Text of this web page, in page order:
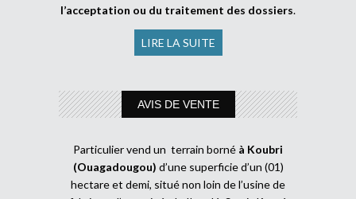
l’acceptation ou du traitement des dossiers.
LIRE LA SUITE
AVIS DE VENTE
Particulier vend un terrain borné à Koubri
(Ouagadougou) d’une superficie d’un (01)
hectare et demi, situé non loin de l’usine de